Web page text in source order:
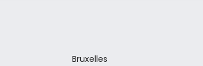
Bruxelles